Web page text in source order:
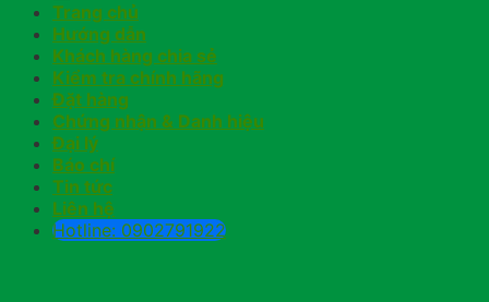
Trang chủ
Hướng dẫn
Khách hàng chia sẻ
Kiểm tra chính hãng
Đặt hàng
Chứng nhận & Danh hiệu
Đại lý
Báo chí
Tin tức
Liên hệ
Hotline: 0902791922